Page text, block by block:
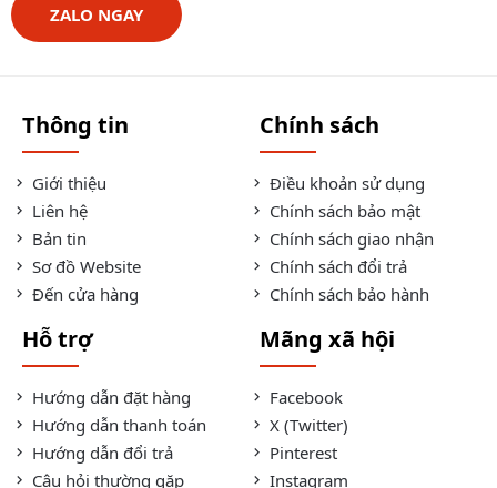
ZALO NGAY
Thông tin
Giới thiệu
Liên hệ
Bản tin
Sơ đồ Website
Đến cửa hàng
Chính sách
Điều khoản sử dụng
Chính sách bảo mật
Chính sách giao nhận
Chính sách đổi trả
Chính sách bảo hành
Hỗ trợ
Hướng dẫn đặt hàng
Hướng dẫn thanh toán
Hướng dẫn đổi trả
Câu hỏi thường gặp
Mãng xã hội
Facebook
X (Twitter)
Pinterest
Instagram